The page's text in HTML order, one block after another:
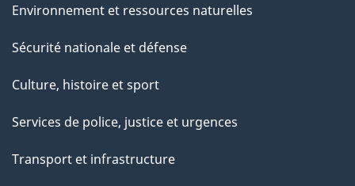
Environnement et ressources naturelles
Sécurité nationale et défense
Culture, histoire et sport
Services de police, justice et urgences
Transport et infrastructure